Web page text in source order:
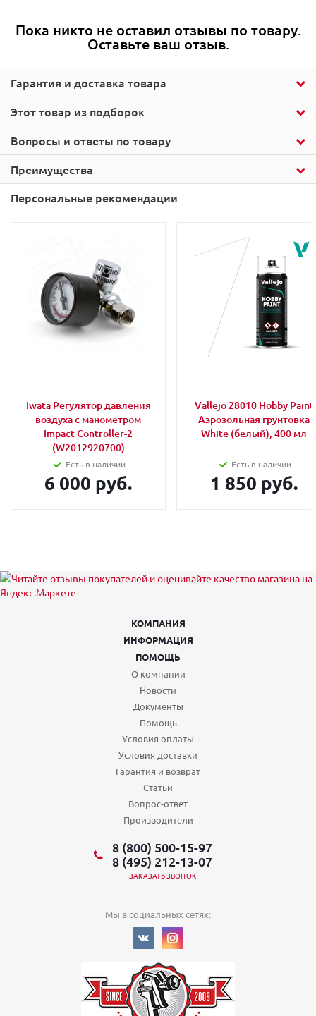
Этот товар из подборок
Гарантия и доставка товара
Пока никто не оставил отзывы по товару.
Оставьте ваш отзыв.
Вопросы и ответы по товару
Преимущества
Персональные рекомендации
Iwata Регулятор давления
воздуха с манометром
Impact Controller-2
(W2012920700)
Есть в наличии
6 000 руб.
Vallejo 28010 Hobby Paint
Аэрозольная грунтовка
White (белый), 400 мл
Есть в наличии
1 850 руб.
КОМПАНИЯ
ИНФОРМАЦИЯ
ПОМОЩЬ
О компании
Новости
Документы
Помощь
Условия оплаты
Условия доставки
Гарантия и возврат
Статьи
Вопрос-ответ
Производители
8 (800) 500-15-97
8 (495) 212-13-07
ЗАКАЗАТЬ ЗВОНОК
Мы в социальных сетях: